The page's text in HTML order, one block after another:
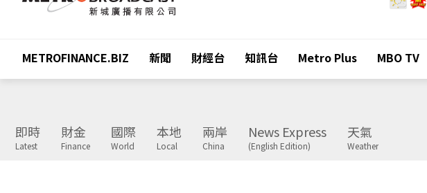
METROFINANCE.BIZ 新聞 財經台 知訊台 Metro Plus MBO TV
即時
Latest
財金
Finance
國際
World
本地
Local
兩岸
China
News Express
(English Edition)
天氣
Weather